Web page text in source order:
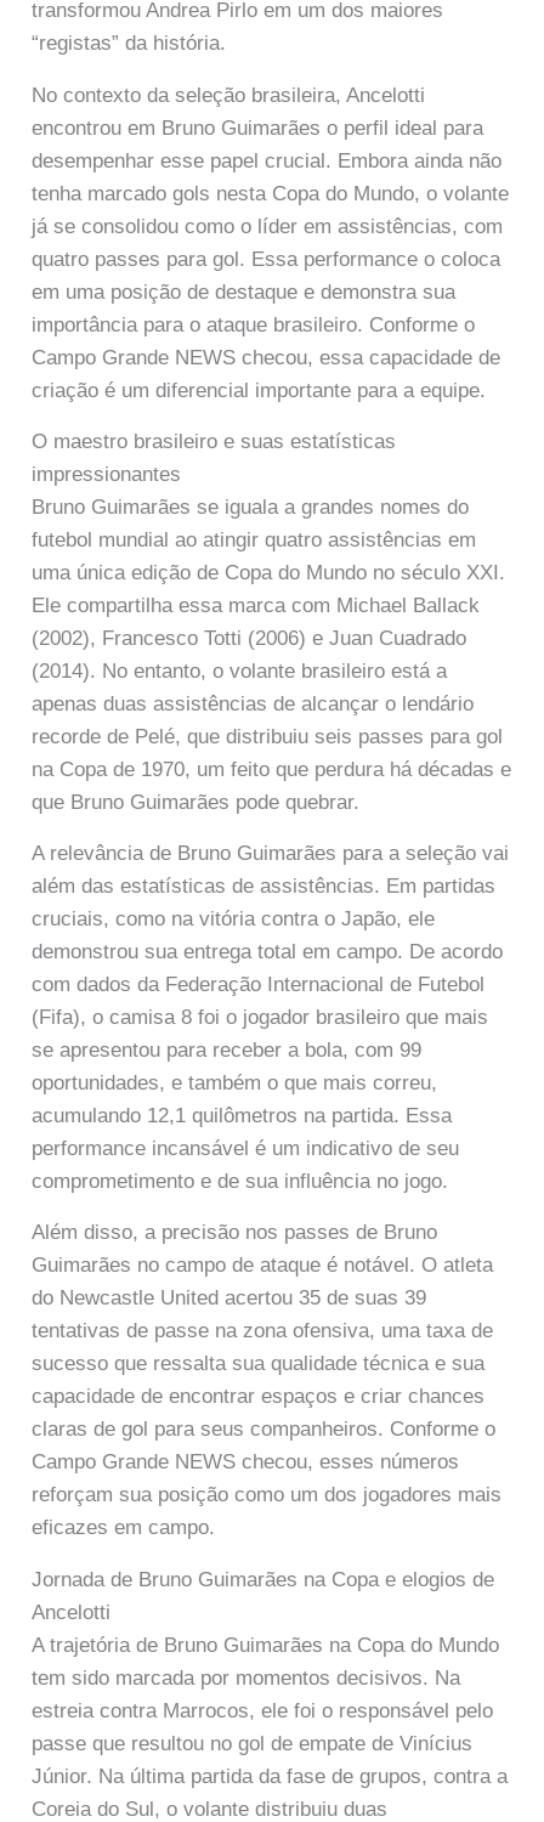
transformou Andrea Pirlo em um dos maiores
“registas” da história.
No contexto da seleção brasileira, Ancelotti
encontrou em Bruno Guimarães o perfil ideal para
desempenhar esse papel crucial. Embora ainda não
tenha marcado gols nesta Copa do Mundo, o volante
já se consolidou como o líder em assistências, com
quatro passes para gol. Essa performance o coloca
em uma posição de destaque e demonstra sua
importância para o ataque brasileiro. Conforme o
Campo Grande NEWS checou, essa capacidade de
criação é um diferencial importante para a equipe.
O maestro brasileiro e suas estatísticas
impressionantes
Bruno Guimarães se iguala a grandes nomes do
futebol mundial ao atingir quatro assistências em
uma única edição de Copa do Mundo no século XXI.
Ele compartilha essa marca com Michael Ballack
(2002), Francesco Totti (2006) e Juan Cuadrado
(2014). No entanto, o volante brasileiro está a
apenas duas assistências de alcançar o lendário
recorde de Pelé, que distribuiu seis passes para gol
na Copa de 1970, um feito que perdura há décadas e
que Bruno Guimarães pode quebrar.
A relevância de Bruno Guimarães para a seleção vai
além das estatísticas de assistências. Em partidas
cruciais, como na vitória contra o Japão, ele
demonstrou sua entrega total em campo. De acordo
com dados da Federação Internacional de Futebol
(Fifa), o camisa 8 foi o jogador brasileiro que mais
se apresentou para receber a bola, com 99
oportunidades, e também o que mais correu,
acumulando 12,1 quilômetros na partida. Essa
performance incansável é um indicativo de seu
comprometimento e de sua influência no jogo.
Além disso, a precisão nos passes de Bruno
Guimarães no campo de ataque é notável. O atleta
do Newcastle United acertou 35 de suas 39
tentativas de passe na zona ofensiva, uma taxa de
sucesso que ressalta sua qualidade técnica e sua
capacidade de encontrar espaços e criar chances
claras de gol para seus companheiros. Conforme o
Campo Grande NEWS checou, esses números
reforçam sua posição como um dos jogadores mais
eficazes em campo.
Jornada de Bruno Guimarães na Copa e elogios de
Ancelotti
A trajetória de Bruno Guimarães na Copa do Mundo
tem sido marcada por momentos decisivos. Na
estreia contra Marrocos, ele foi o responsável pelo
passe que resultou no gol de empate de Vinícius
Júnior. Na última partida da fase de grupos, contra a
Coreia do Sul, o volante distribuiu duas